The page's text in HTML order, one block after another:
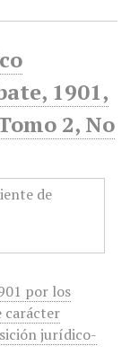
1901,
2, No
por los
carácter
jurídico-